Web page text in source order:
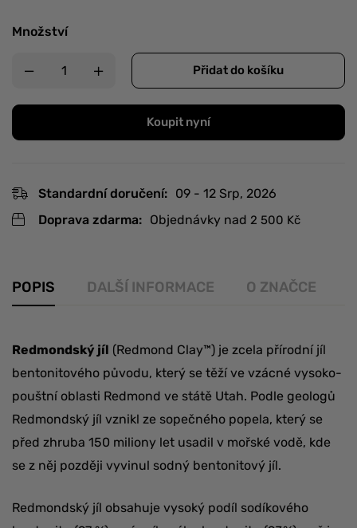
Množství
Přidat do košíku
Koupit nyní
Standardní doručení: 09 - 12 Srp, 2026
Doprava zdarma: Objednávky nad 2 500 Kč
POPIS DALŠÍ INFORMACE O ZNAČCE
Redmondský jíl (Redmond Clay™) je zcela přírodní jíl
bentonitového původu, který se těží ve vzácné vysoko-
pouštní oblasti Redmond ve státě Utah. Podle geologů
Redmondský jíl vznikl ze sopečného popela, který se
před zhruba 150 miliony let usadil v mořské vodě, kde
se z něj později vyvinul sodný bentonitový jíl.
Redmondský jíl obsahuje vysoký podíl sodíkového